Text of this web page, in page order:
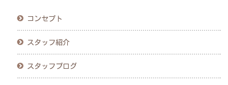
コンセプト
スタッフ紹介
スタッフブログ